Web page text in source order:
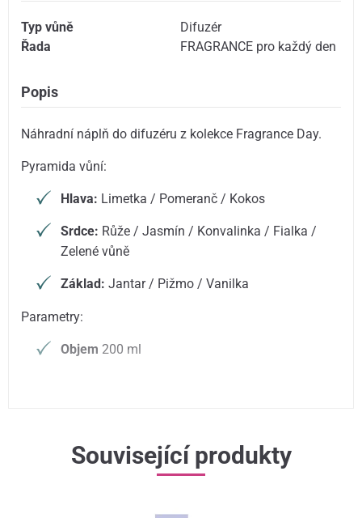
Typ vůně
Difuzér
Řada
FRAGRANCE pro každý den
Popis
Náhradní náplň do difuzéru z kolekce Fragrance Day.
Pyramida vůní:
Hlava: Limetka / Pomeranč / Kokos
Srdce: Růže / Jasmín / Konvalinka / Fialka /
Zelené vůně
Základ: Jantar / Pižmo / Vanilka
Parametry:
Objem 200 ml
Související produkty